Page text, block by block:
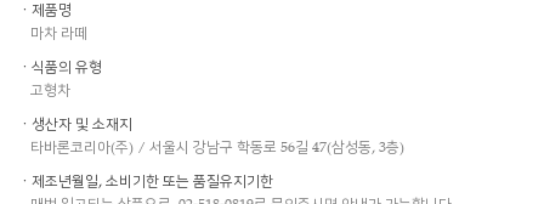
ㆍ제품명
마차 라떼
ㆍ식품의 유형
고형차
ㆍ생산자 및 소재지
타바론코리아(주) / 서울시 강남구 학동로 56길 47(삼성동, 3층)
ㆍ제조년월일, 소비기한 또는 품질유지기한